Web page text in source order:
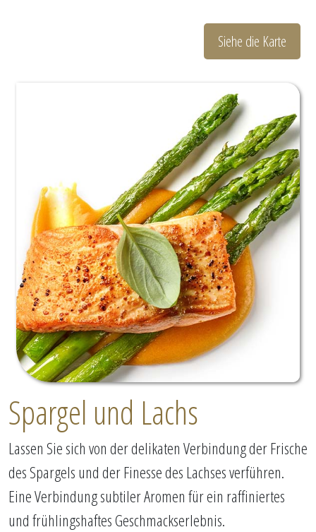
Siehe die Karte
Spargel und Lachs
Lassen Sie sich von der delikaten Verbindung der Frische
des Spargels und der Finesse des Lachses verführen.
Eine Verbindung subtiler Aromen für ein raffiniertes
und frühlingshaftes Geschmackserlebnis.